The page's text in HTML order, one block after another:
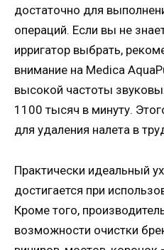
достаточно для
операций. Если вы не
ирригатор выбрать,
внимание на Medica
высокой частоты
1100 тысяч в минуту.
для удаления налета в
Практически идеальный
достигается при
Кроме того,
возможности очистки